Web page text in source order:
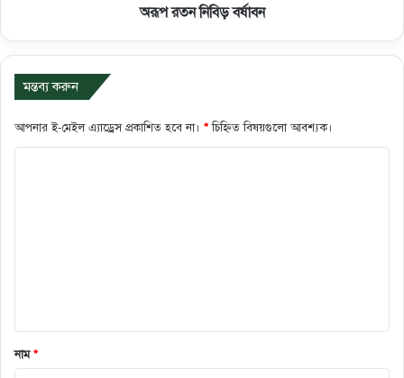
অরূপ রতন নিবিড় বর্ষাবন
মন্তব্য করুন
আপনার ই-মেইল এ্যাড্রেস প্রকাশিত হবে না। *চিহ্নিত বিষয়গুলো আবশ্যক।
নাম*